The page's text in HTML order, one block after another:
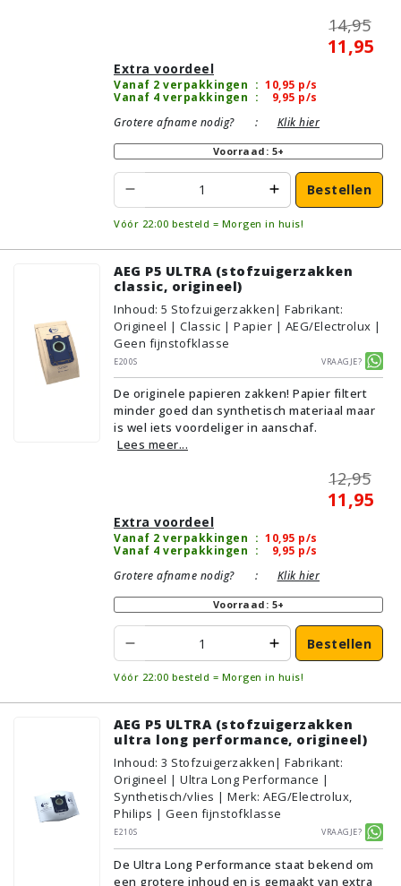
14,95
11,95
Extra voordeel
Vanaf 2 verpakkingen : 10,95 p/s
Vanaf 4 verpakkingen : 9,95 p/s
Grotere afname nodig?
: Klik hier
Voorraad: 5+
Bestellen
Vóór 22:00 besteld = Morgen in huis!
AEG P5 ULTRA (stofzuigerzakken
classic, origineel)
Inhoud: 5 Stofzuigerzakken| Fabrikant:
Origineel | Classic | Papier | AEG/Electrolux |
Geen fijnstofklasse
E200S
Vraagje?
De originele papieren zakken! Papier filtert
minder goed dan synthetisch materiaal maar
is wel iets voordeliger in aanschaf.
Lees meer...
12,95
11,95
Extra voordeel
Vanaf 2 verpakkingen : 10,95 p/s
Vanaf 4 verpakkingen : 9,95 p/s
Grotere afname nodig?
: Klik hier
Voorraad: 5+
Bestellen
Vóór 22:00 besteld = Morgen in huis!
AEG P5 ULTRA (stofzuigerzakken
ultra long performance, origineel)
Inhoud: 3 Stofzuigerzakken| Fabrikant:
Origineel | Ultra Long Performance |
Synthetisch/vlies | Merk: AEG/Electrolux,
Philips | Geen fijnstofklasse
E210S
Vraagje?
De Ultra Long Performance staat bekend om
een grotere inhoud en is gemaakt van extra